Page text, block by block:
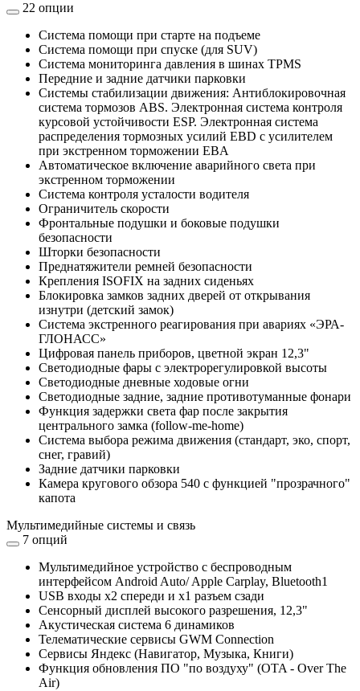
22 опции
Система помощи при старте на подъеме
Система помощи при спуске (для SUV)
Система мониторинга давления в шинах TPMS
Передние и задние датчики парковки
Системы стабилизации движения: Антиблокировочная
система тормозов ABS. Электронная система контроля
курсовой устойчивости ESP. Электронная система
распределения тормозных усилий EBD с усилителем
при экстренном торможении EBA
Автоматическое включение аварийного света при
экстренном торможении
Система контроля усталости водителя
Ограничитель скорости
Фронтальные подушки и боковые подушки
безопасности
Шторки безопасности
Преднатяжители ремней безопасности
Крепления ISOFIX на задних сиденьях
Блокировка замков задних дверей от открывания
изнутри (детский замок)
Система экстренного реагирования при авариях «ЭРА-
ГЛОНАСС»
Цифровая панель приборов, цветной экран 12,3"
Светодиодные фары с электрорегулировкой высоты
Светодиодные дневные ходовые огни
Светодиодные задние, задние противотуманные фонари
Функция задержки света фар после закрытия
центрального замка (follow-me-home)
Система выбора режима движения (стандарт, эко, спорт,
снег, гравий)
Задние датчики парковки
Камера кругового обзора 540 с функцией "прозрачного"
капота
Мультимедийные системы и связь
7 опций
Мультимедийное устройство с беспроводным
интерфейсом Android Auto/ Apple Carplay, Bluetooth1
USB входы x2 спереди и x1 разъем сзади
Сенсорный дисплей высокого разрешения, 12,3"
Акустическая система 6 динамиков
Телематические сервисы GWM Connection
Сервисы Яндекс (Навигатор, Музыка, Книги)
Функция обновления ПО "по воздуху" (OTA - Over The
Air)